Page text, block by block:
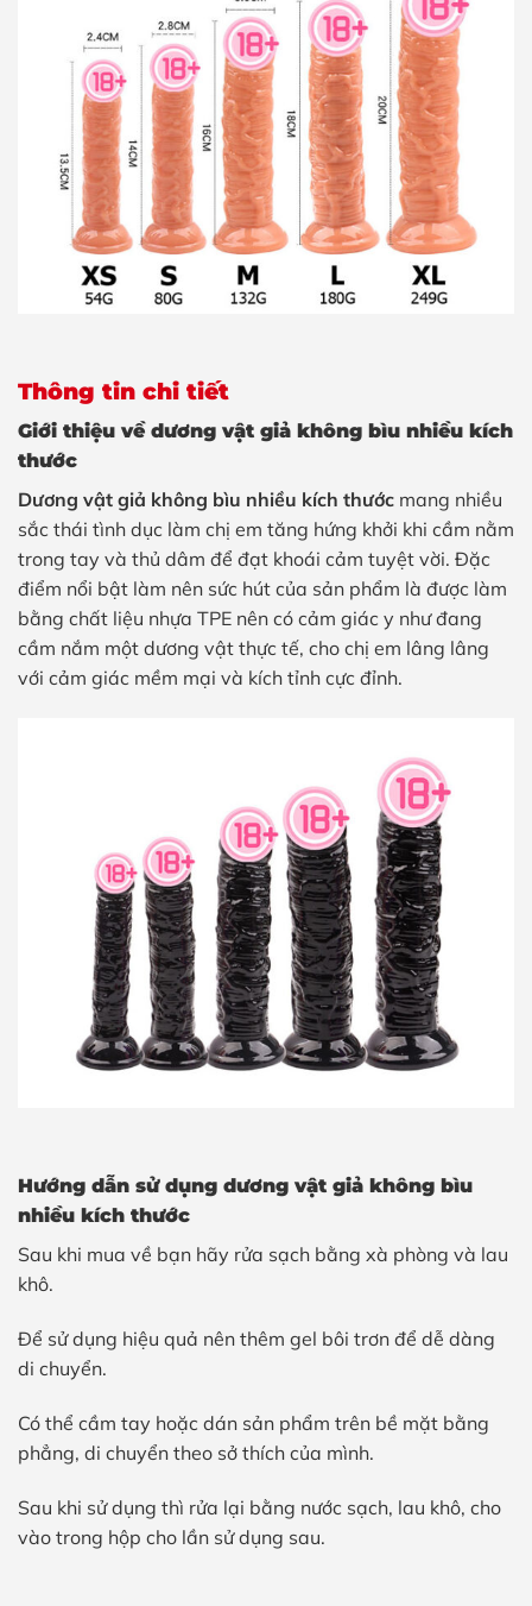
Thông tin chi tiết
Giới thiệu về dương vật giả không bìu nhiều kích
thước
Dương vật giả không bìu nhiều kích thước mang nhiều
sắc thái tình dục làm chị em tăng hứng khởi khi cầm nằm
trong tay và thủ dâm để đạt khoái cảm tuyệt vời. Đặc
điểm nổi bật làm nên sức hút của sản phẩm là được làm
bằng chất liệu nhựa TPE nên có cảm giác y như đang
cầm nắm một dương vật thực tế, cho chị em lâng lâng
với cảm giác mềm mại và kích tỉnh cực đỉnh.
Hướng dẫn sử dụng dương vật giả không bìu
nhiều kích thước
Sau khi mua về bạn hãy rửa sạch bằng xà phòng và lau
khô.
Để sử dụng hiệu quả nên thêm gel bôi trơn để dễ dàng
di chuyển.
Có thể cầm tay hoặc dán sản phẩm trên bề mặt bằng
phẳng, di chuyển theo sở thích của mình.
Sau khi sử dụng thì rửa lại bằng nước sạch, lau khô, cho
vào trong hộp cho lần sử dụng sau.